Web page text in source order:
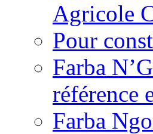
Agricole
Pour
Farba
référence
Farba